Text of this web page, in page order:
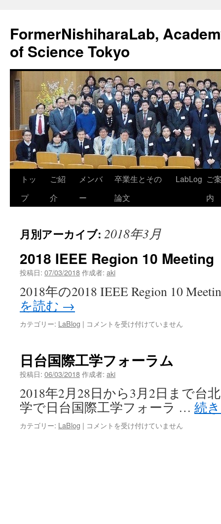
FormerNishiharaLab,
of Science Tokyo
ツ
へ
ス
キ
ッ
トッ
プ
ご紹
介
メンバ
ー
卒業生とその
論文
LabLog ご
内
月別アーカイブ: 2018年3月
2018 IEEE Region 10 Meeting
投稿日: 07/03/2018作成者: aki
2018年の2018 IEEE Region 10
を読む →
カテゴリー: LaBlog | 2018
10
Meeting
は
コメントを受け付けていません
日台国際工学フォーラム
投稿日: 06/03/2018作成者: aki
2018年2月28日から3月2日まで台
学で日台国際工学フォーラ … 続
カテゴリー: LaBlog | 日
コメントを受け付けていません